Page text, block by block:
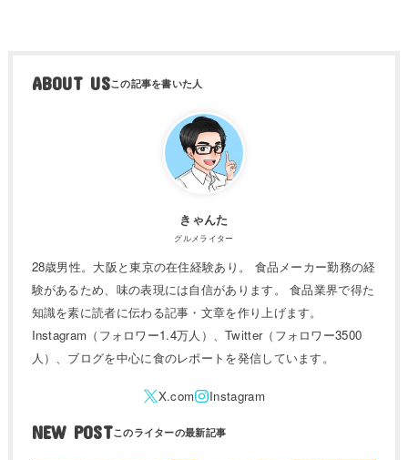
ABOUT US
きゃんた
グルメライター
28歳男性。大阪と東京の在住経験あり。 食品メーカー勤務の経
験があるため、味の表現には自信があります。 食品業界で得た
知識を素に読者に伝わる記事・文章を作り上げます。
Instagram（フォロワー1.4万人）、Twitter（フォロワー3500
人）、ブログを中心に食のレポートを発信しています。
NEW POST